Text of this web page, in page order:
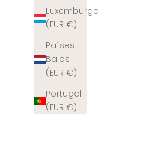
Luxemburgo
(EUR €)
Países
Bajos
(EUR €)
Portugal
(EUR €)